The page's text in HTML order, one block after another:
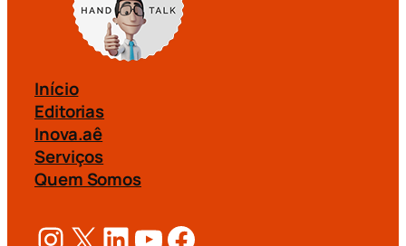
Início
Editorias
Inova.aê
Serviços
Quem Somos